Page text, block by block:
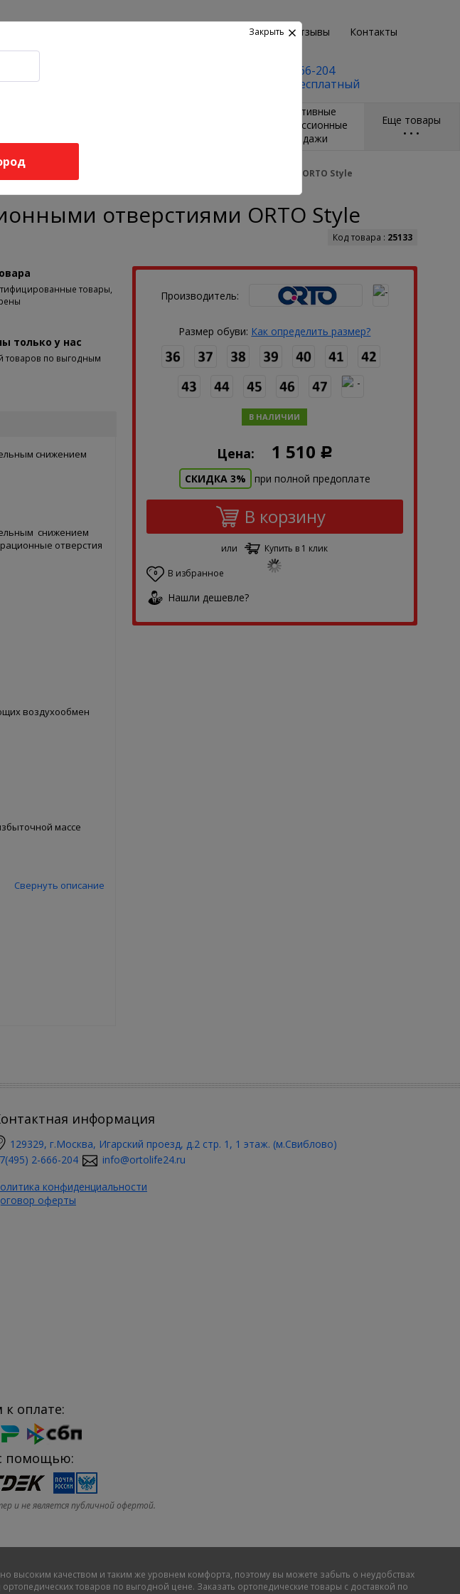
Пункты выдачи Отзывы Контакты
+7(495) 2-666-204
Заказать бесплатный
Еще товары
• • •
Спортивные
компрессионные
бандажи
полустельки с перфорационными отверстиями ORTO Style
отверстиями ORTO Style
Код товара : 25133
Производитель:
Размер обуви: Как определить размер?
В НАЛИЧИИ
Цена: 1 510 Р
СКИДКА 3% при полной предоплате
В корзину
или Купить в 1 клик
0 В избранное
Нашли дешевле?
товары,
только у нас
товаров по выгодным
снижением
снижением
отверстия
воздухообмен
массе
Свернуть описание
информация
129329, г.Москва, Игарский проезд, д.2 стр. 1, 1 этаж. (м.Свиблово)
2-666-204
info@ortolife24.ru
конфиденциальности
оферты
оплате:
помощью:
и не является публичной офертой.
высоким качеством и таким же уровнем комфорта, поэтому вы можете забыть о неудобствах
товаров по выгодной цене. Заказать ортопедические товары с доставкой по
Закрыть